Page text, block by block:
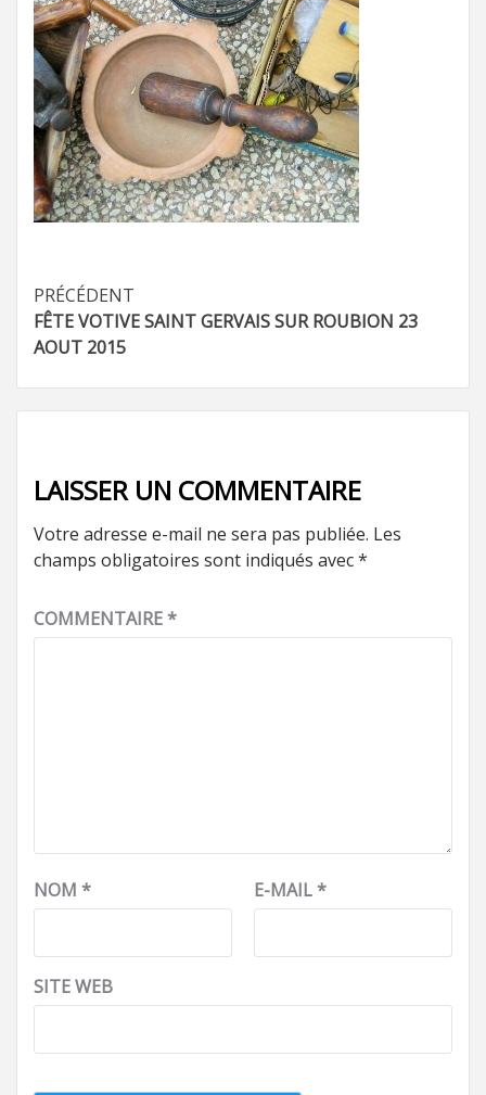
Navigation
d’article
PRÉCÉDENT
FÊTE VOTIVE SAINT GERVAIS SUR ROUBION 23
AOUT 2015
LAISSER UN COMMENTAIRE
Votre adresse e-mail ne sera pas publiée. Les
champs obligatoires sont indiqués avec*
COMMENTAIRE*
NOM * E-MAIL*
SITE WEB